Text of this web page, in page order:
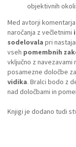
objektivnih
Med avtorji
naročanja z večletnimi
sodelovala pri
vseh pomembnih
vključno z navezavami
posamezne določbe
vidika. Bralci bodo z
nad določbami in
Knjigi je dodano tudi